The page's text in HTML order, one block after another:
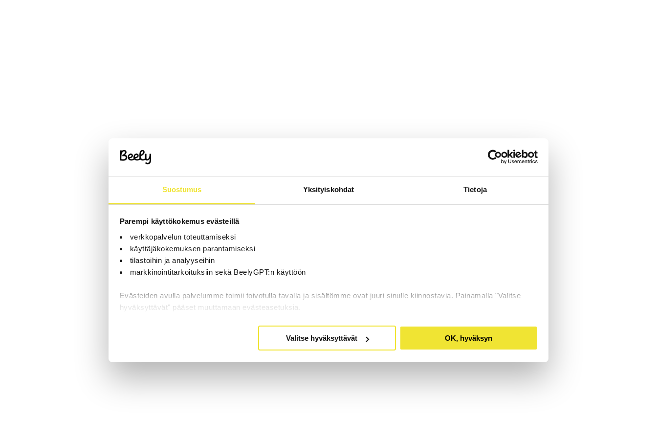
Suostumus Yksityiskohdat Tietoja
Parempi käyttökokemus evästeillä
verkkopalvelun toteuttamiseksi
käyttäjäkokemuksen parantamiseksi
tilastoihin ja analyyseihin
markkinointitarkoituksiin sekä BeelyGPT:n käyttöön
Evästeiden avulla palvelumme toimii toivotulla tavalla ja sisältömme ovat juuri sinulle kiinnostavia. Painamalla "Valitse
hyväksyttävät" pääset muuttamaan evästeasetuksia.
Valitse hyväksyttävät OK, hyväksyn